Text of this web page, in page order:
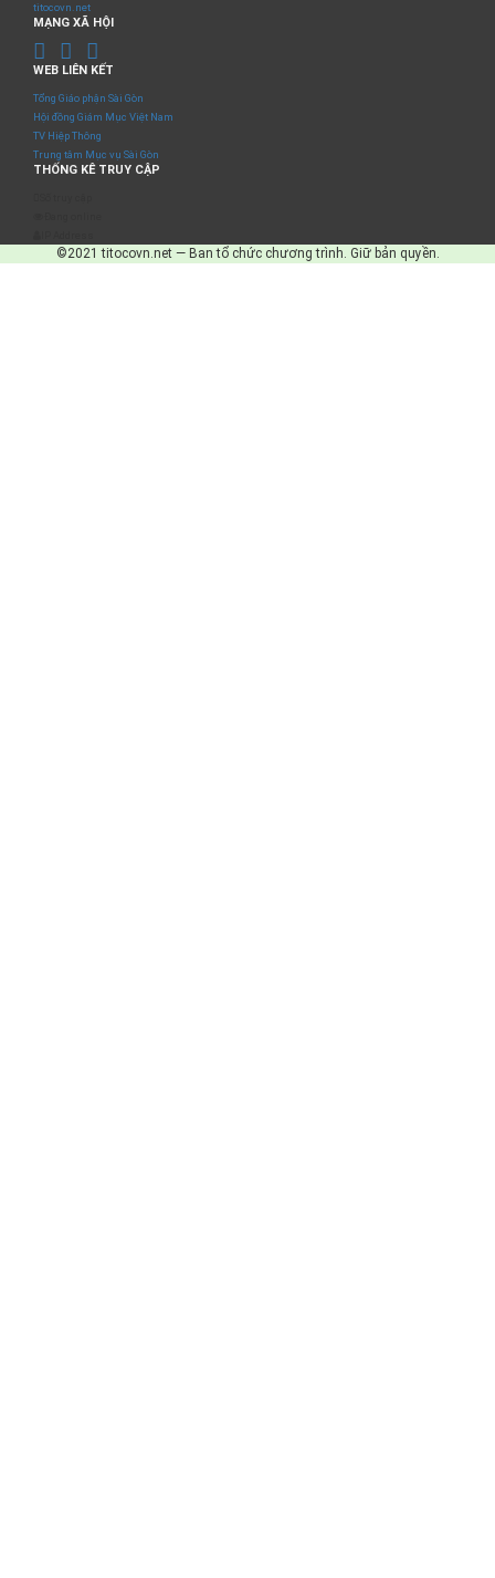
titocovn.net
MẠNG XÃ HỘI
WEB LIÊN KẾT
Tổng Giáo phận Sài Gòn
Hội đồng Giám Mục Việt Nam
TV Hiệp Thông
Trung tâm Mục vụ Sài Gòn
THỐNG KÊ TRUY CẬP
©2021 titocovn.net — Ban tổ chức chương trình. Giữ bản quyền.